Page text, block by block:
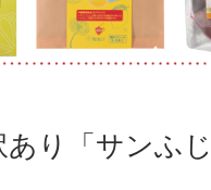
り「サンふ